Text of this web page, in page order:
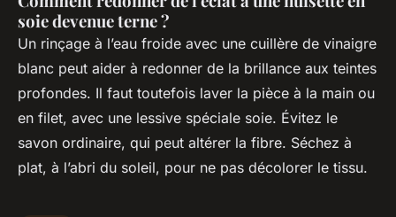
soie devenue terne ?
Un rinçage à l’eau froide avec une cuillère de vinaigre
blanc peut aider à redonner de la brillance aux teintes
profondes. Il faut toutefois laver la pièce à la main ou
en filet, avec une lessive spéciale soie. Évitez le
savon ordinaire, qui peut altérer la fibre. Séchez à
plat, à l’abri du soleil, pour ne pas décolorer le tissu.